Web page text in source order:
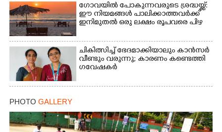
ഗോവയിൽ പോകുന്നവരുടെ ശ്രദ്ധയ്ക്ക്:
ഈ നിയമങ്ങൾ പാലിക്കാത്തവർക്ക്
ഇനിമുതൽ ഒരു ലക്ഷം രൂപവരെ പിഴ
ചികിത്സിച്ച് ഭേദമാക്കിയാലും കാൻസർ
വീണ്ടും വരുന്നു; കാരണം കണ്ടെത്തി
ഗവേഷകർ
PHOTO GALLERY